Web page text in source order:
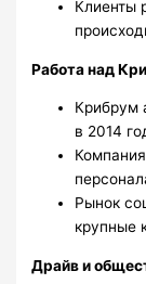
Клиенты
Работа над
Крибрум
в 2014
Рынок
крупные
Драйв и